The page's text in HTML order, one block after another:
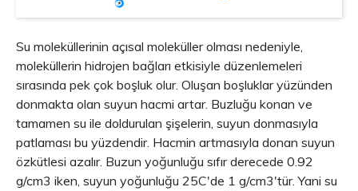
Su moleküllerinin açısal moleküller olması nedeniyle,
moleküllerin hidrojen bağları etkisiyle düzenlemeleri
sırasında pek çok boşluk olur. Oluşan boşluklar yüzünden
donmakta olan suyun hacmi artar. Buzluğu konan ve
tamamen su ile doldurulan şişelerin, suyun donmasıyla
patlaması bu yüzdendir. Hacmin artmasıyla donan suyun
özkütlesi azalır. Buzun yoğunluğu sıfır derecede 0.92
g/cm3 iken, suyun yoğunluğu 25C'de 1 g/cm3'tür. Yani su